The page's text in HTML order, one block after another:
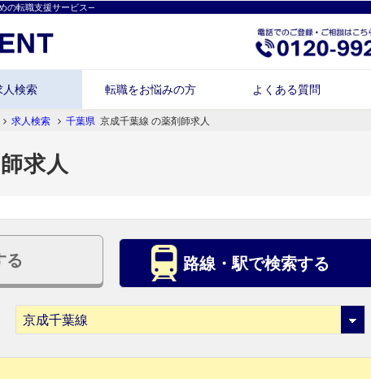
の転職支援サービス―
人検索 転職をお悩みの方 よくある質問
求人検索 千葉県 京成千葉線 の薬剤師求人
求人
る 路線・駅で検索する